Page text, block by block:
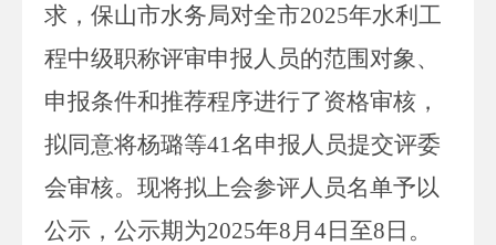
求， 保山市水务局对全市2025年水利工
程中级职称评审申报人员的范围对象、
申报条件和推荐程序进行了资格审核，
拟同意将杨璐等41名申报人员提交评委
会审核。现将拟上会参评人员名单予以
公示，公示期为2025年8月 4日至8 日。